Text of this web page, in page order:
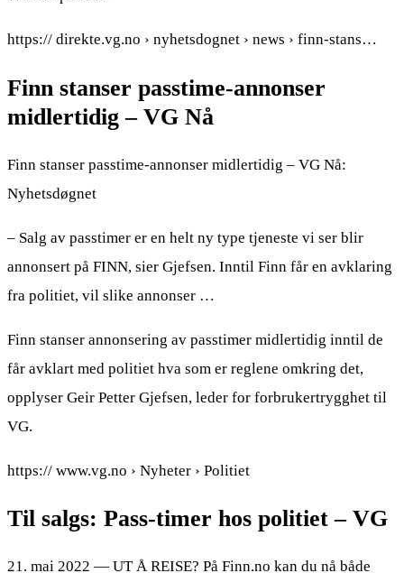
https:// direkte.vg.no › nyhetsdognet › news › finn-stans…
Finn stanser passtime-annonser
midlertidig – VG Nå
Finn stanser passtime-annonser midlertidig – VG Nå:
Nyhetsdøgnet
– Salg av passtimer er en helt ny type tjeneste vi ser blir
annonsert på FINN, sier Gjefsen. Inntil Finn får en avklaring
fra politiet, vil slike annonser …
Finn stanser annonsering av passtimer midlertidig inntil de
får avklart med politiet hva som er reglene omkring det,
opplyser Geir Petter Gjefsen, leder for forbrukertrygghet til
VG.
https:// www.vg.no › Nyheter › Politiet
Til salgs: Pass-timer hos politiet – VG
21. mai 2022 — UT Å REISE? På Finn.no kan du nå både